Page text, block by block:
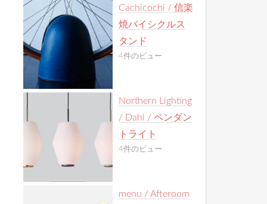
Cachicochi / 信楽
焼バイシクルス
タンド
4件のビュー
Northern Lighting
/ Dahl / ペンダン
トライト
4件のビュー
menu / Afteroom